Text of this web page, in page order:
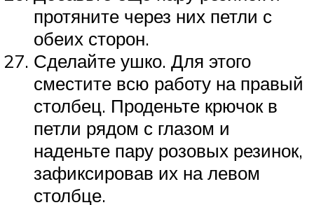
протяните через них петли с
обеих сторон.
Сделайте ушко. Для этого
сместите всю работу на правый
столбец. Проденьте крючок в
петли рядом с глазом и
наденьте пару розовых резинок,
зафиксировав их на левом
столбце.